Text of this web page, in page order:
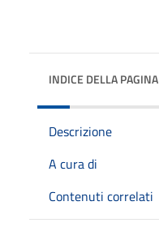
INDICE DELLA PAGINA
Descrizione
A cura di
Contenuti correlati